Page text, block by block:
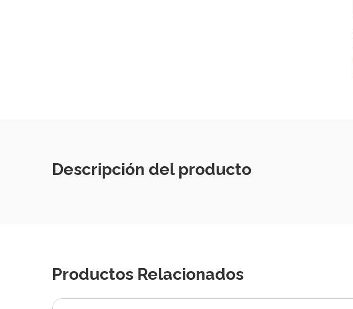
Descripción del producto
Productos Relacionados